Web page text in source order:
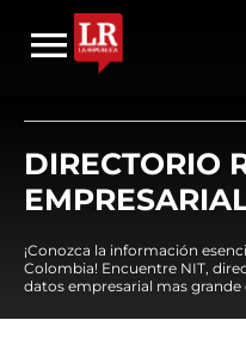
DIRECTORIO
¡Conozca la información
Colombia! Encuentre NIT,
datos empresarial mas grande